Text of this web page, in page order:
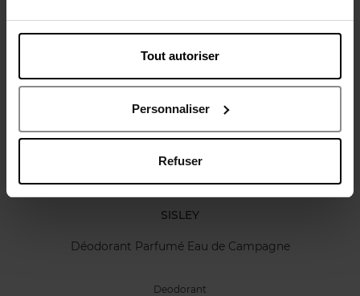
Tout autoriser
Personnaliser
Refuser
Nog iets vergeten ?
SISLEY
Déodorant Parfumé Eau de Campagne
Deodorant